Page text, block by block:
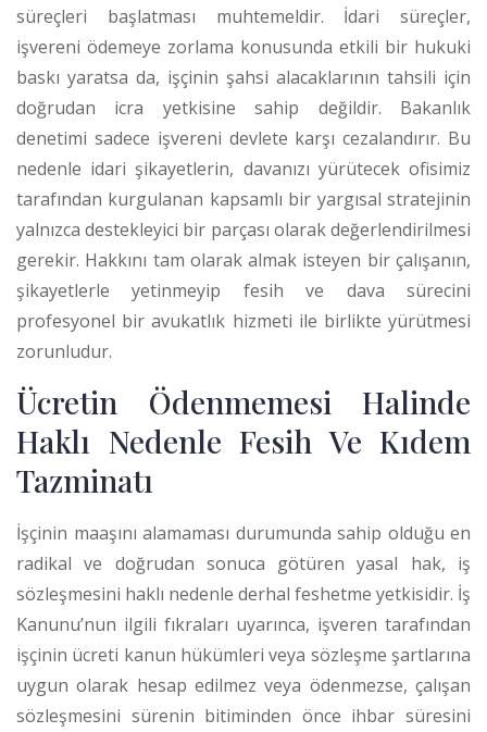
süreçleri başlatması muhtemeldir. İdari süreçler,
işvereni ödemeye zorlama konusunda etkili bir hukuki
baskı yaratsa da, işçinin şahsi alacaklarının tahsili için
doğrudan icra yetkisine sahip değildir. Bakanlık
denetimi sadece işvereni devlete karşı cezalandırır. Bu
nedenle idari şikayetlerin, davanızı yürütecek ofisimiz
tarafından kurgulanan kapsamlı bir yargısal stratejinin
yalnızca destekleyici bir parçası olarak değerlendirilmesi
gerekir. Hakkını tam olarak almak isteyen bir çalışanın,
şikayetlerle yetinmeyip fesih ve dava sürecini
profesyonel bir avukatlık hizmeti ile birlikte yürütmesi
zorunludur.
Ücretin Ödenmemesi Halinde
Haklı Nedenle Fesih Ve Kıdem
Tazminatı
İşçinin maaşını alamaması durumunda sahip olduğu en
radikal ve doğrudan sonuca götüren yasal hak, iş
sözleşmesini haklı nedenle derhal feshetme yetkisidir. İş
Kanunu’nun ilgili fıkraları uyarınca, işveren tarafından
işçinin ücreti kanun hükümleri veya sözleşme şartlarına
uygun olarak hesap edilmez veya ödenmezse, çalışan
sözleşmesini sürenin bitiminden önce ihbar süresini